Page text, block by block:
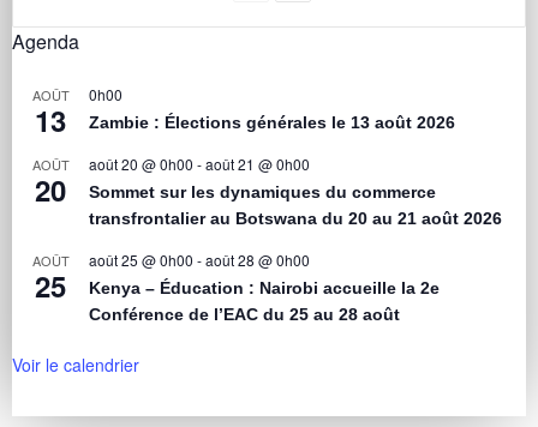
Agenda
AOÛT
13
0h00
Zambie : Élections générales le 13 août 2026
AOÛT
20
août 20 @ 0h00 -août 21 @ 0h00
Sommet sur les dynamiques du commerce
transfrontalier au Botswana du 20 au 21 août 2026
AOÛT
25
août 25 @ 0h00 -août 28 @ 0h00
Kenya – Éducation : Nairobi accueille la 2e
Conférence de l’EAC du 25 au 28 août
Voir le calendrier